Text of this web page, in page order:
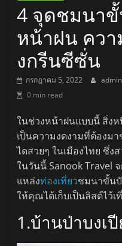
4 จุดชมนา
หน้าฝน คว
งกรีนซีซั่น
กรกฎาคม 5, 2022 admin
0 min read
ในช่วงหน้าฝนแบบนี้ สิ่งห
เป็นความงดงามที่ต้อง
ไดสวยๆ ในเมืองไทย ซึ่ง
ในวันนี้ Sanook Travel
แหล่งท่องเที่ยวชมนาขั้นบั
ให้คุณได้เก็บเป็นลิสต์ไว้
1.บ้านป่าบงเปี